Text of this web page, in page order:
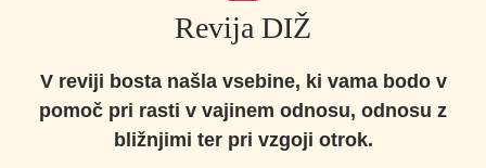
Revija DIŽ
V reviji bosta našla vsebine, ki vama bodo v
pomoč pri rasti v vajinem odnosu, odnosu z
bližnjimi ter pri vzgoji otrok.